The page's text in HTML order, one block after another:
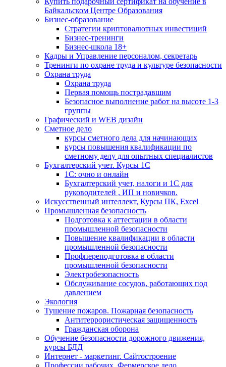
Байкальском Центре Образования
Бизнес-образование
Стратегии криптовалютных инвестиций
Бизнес-тренинги
Бизнес-школа 18+
Кадры и Управление персоналом, секретарь
Тренинги по охране труда и культуре безопасности
Охрана труда
Охрана труда
Первая помощь пострадавшим
Безопасное выполнение работ на высоте 1-3
группы
Графический и WEB дизайн
Сметное дело
курсы сметного дела для начинающих
курсы повышения квалификации по
сметному делу для опытных специалистов
Бухгалтерский учет. Курсы 1С
1С: очно и онлайн
Бухгалтерский учет, налоги и 1С для
руководителей , ИП и новичков.
Искусственный интеллект, Курсы ПК, Excel
Промышленная безопасность
Подготовка к аттестации в области
промышленной безопасности
Повышение квалификации в области
промышленной безопасности
Профпереподготовка в области
промышленной безопасности
Электробезопасность
Обслуживание сосудов, работающих под
давлением
Экология
Тушение пожаров. Пожарная безопасность
Антитеррористическая защищенность
Гражданская оборона
Обучение безопасности дорожного движения,
курсы БДД
Интернет - маркетинг. Сайтостроение